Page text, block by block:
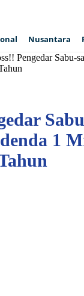
Nusantara
Pengedar Sabu-
1